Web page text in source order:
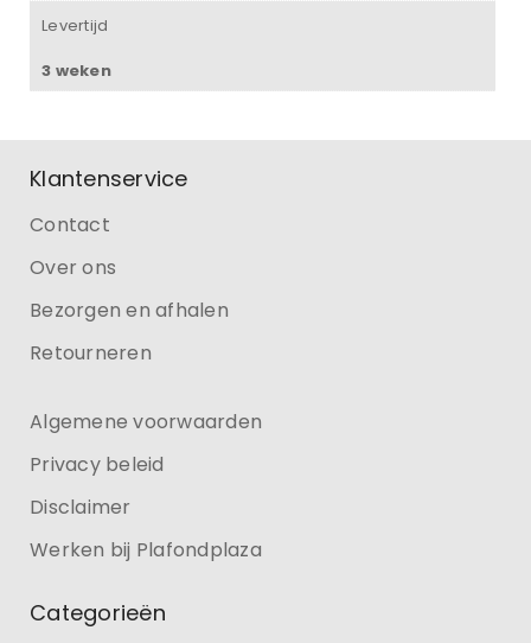
Levertijd
3 weken
Klantenservice
Contact
Over ons
Bezorgen en afhalen
Retourneren
Algemene voorwaarden
Privacy beleid
Disclaimer
Werken bij Plafondplaza
Categorieën